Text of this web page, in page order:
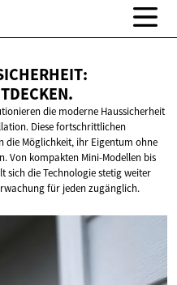
die moderne Haussicherheit
Diese fortschrittlichen
die Möglichkeit, ihr Eigentum ohne
Von kompakten Mini-Modellen bis
sich die Technologie stetig weiter
für jeden zugänglich.